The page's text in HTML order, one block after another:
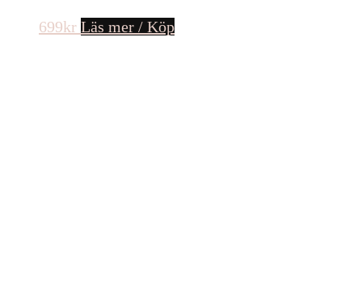
699kr Läs mer / Köp